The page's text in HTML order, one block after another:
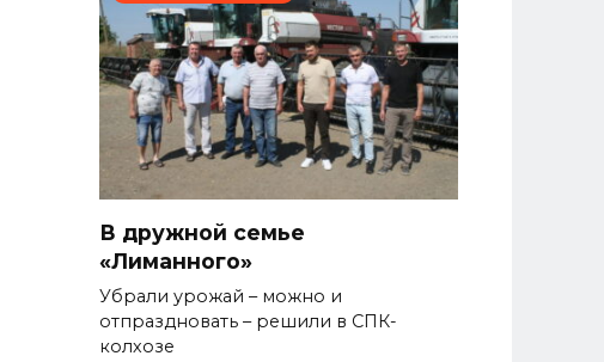
В дружной семье
«Лиманного»
Убрали урожай – можно и
отпраздновать – решили в СПК-
колхозе